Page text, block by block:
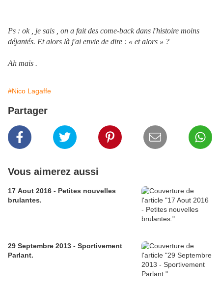
Ps : ok , je sais , on a fait des come-back dans l'histoire moins
déjantés. Et alors là j'ai envie de dire : « et alors » ?
Ah mais .
#Nico Lagaffe
Partager
Vous aimerez aussi
17 Aout 2016 - Petites nouvelles
brulantes.
29 Septembre 2013 - Sportivement
Parlant.